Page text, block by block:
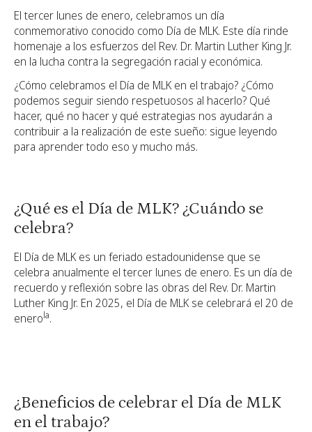
El tercer lunes de enero, celebramos un día
conmemorativo conocido como Día de MLK. Este día rinde
homenaje a los esfuerzos del Rev. Dr. Martin Luther King Jr.
en la lucha contra la segregación racial y económica.
¿Cómo celebramos el Día de MLK en el trabajo? ¿Cómo
podemos seguir siendo respetuosos al hacerlo? Qué
hacer, qué no hacer y qué estrategias nos ayudarán a
contribuir a la realización de este sueño: sigue leyendo
para aprender todo eso y mucho más.
¿Qué es el Día de MLK? ¿Cuándo se
celebra?
El Día de MLK es un feriado estadounidense que se
celebra anualmente el tercer lunes de enero. Es un día de
recuerdo y reflexión sobre las obras del Rev. Dr. Martin
Luther King Jr. En 2025, el Día de MLK se celebrará el 20 de
enerola.
¿Beneficios de celebrar el Día de MLK
en el trabajo?